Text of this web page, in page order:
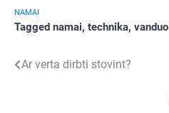
NAMAI
Tagged namai, technika, vanduo
Navigacija
Ar verta dirbti stovint?